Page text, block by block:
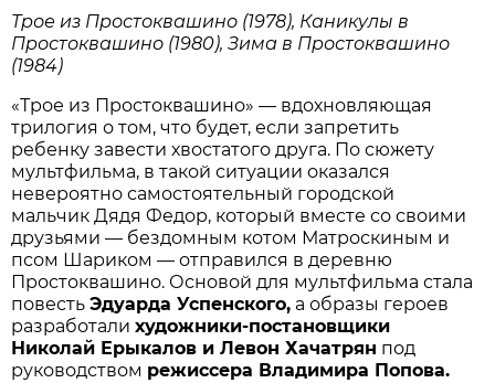
Трое из Простоквашино (1978), Каникулы в
Простоквашино (1980), Зима в Простоквашино
(1984)
«Трое из Простоквашино» — вдохновляющая
трилогия о том, что будет, если запретить
ребенку завести хвостатого друга. По сюжету
мультфильма, в такой ситуации оказался
невероятно самостоятельный городской
мальчик Дядя Федор, который вместе со своими
друзьями — бездомным котом Матроскиным и
псом Шариком — отправился в деревню
Простоквашино. Основой для мультфильма стала
повестьЭдуарда Успенского, а образы героев
разработалихудожники-постановщики
Николай Ерыкалов и Левон Хачатрян под
руководством режиссера Владимира Попова.